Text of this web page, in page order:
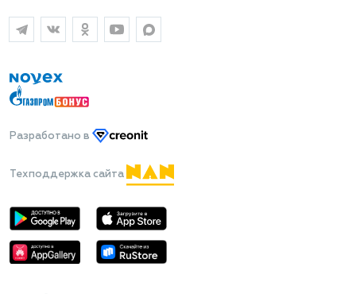
Разработано в
Техподдержка сайта